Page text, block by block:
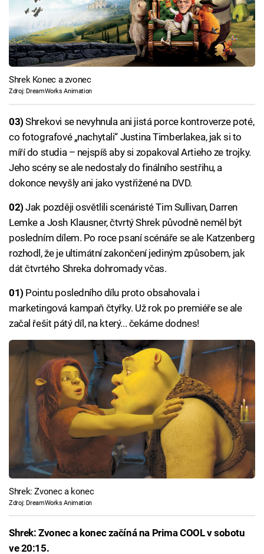
Shrek Konec a zvonec
Zdroj: DreamWorks Animation
03) Shrekovi se nevyhnula ani jistá porce kontroverze poté,
co fotografové „nachytali“ Justina Timberlakea, jak si to
míří do studia – nejspíš aby si zopakoval Artieho ze trojky.
Jeho scény se ale nedostaly do finálního sestřihu, a
dokonce nevyšly ani jako vystřižené na DVD.
02) Jak později osvětlili scenáristé Tim Sullivan, Darren
Lemke a Josh Klausner, čtvrtý Shrek původně neměl být
posledním dílem. Po roce psaní scénáře se ale Katzenberg
rozhodl, že je ultimátní zakončení jediným způsobem, jak
dát čtvrtého Shreka dohromady včas.
01) Pointu posledního dílu proto obsahovala i
marketingová kampaň čtyřky. Už rok po premiéře se ale
začal řešit pátý díl, na který... čekáme dodnes!
Shrek: Zvonec a konec
Zdroj: DreamWorks Animation
Shrek: Zvonec a konec začíná na Prima COOL v sobotu
ve 20:15.